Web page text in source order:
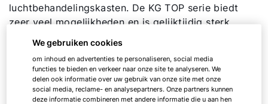
luchtbehandelingskasten. De KG TOP serie biedt
zeer veel mogelijkheden en is gelijktijdig sterk
gestandaardiseerd voor een hoge kwaliteit en de
kortste levertijden in de branche.
De serie bestaat uit 23 configureerbare
bouwgroottes, waarbij de naam van de
We gebruiken cookies
om inhoud en advertenties te personaliseren, social media
functies te bieden en verkeer naar onze site te analyseren. We
delen ook informatie over uw gebruik van onze site met onze
social media, reclame- en analysepartners. Onze partners kunnen
deze informatie combineren met andere informatie die u aan hen